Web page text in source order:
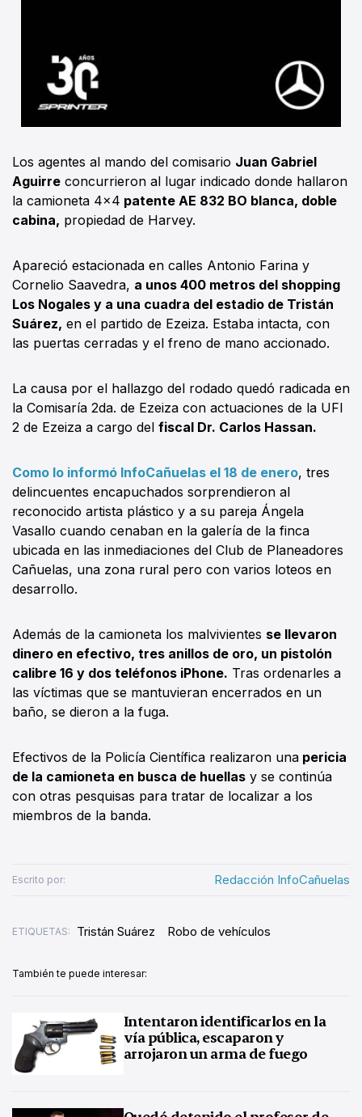
Los agentes al mando del comisario Juan Gabriel
Aguirre concurrieron al lugar indicado donde hallaron
la camioneta 4x4 patente AE 832 BO blanca, doble
cabina, propiedad de Harvey.
Apareció estacionada en calles Antonio Farina y
Cornelio Saavedra, a unos 400 metros del shopping
Los Nogales y a una cuadra del estadio de Tristán
Suárez, en el partido de Ezeiza. Estaba intacta, con
las puertas cerradas y el freno de mano accionado.
La causa por el hallazgo del rodado quedó radicada en
la Comisaría 2da. de Ezeiza con actuaciones de la UFI
2 de Ezeiza a cargo del fiscal Dr. Carlos Hassan.
Como lo informó InfoCañuelas el 18 de enero, tres
delincuentes encapuchados sorprendieron al
reconocido artista plástico y a su pareja Ángela
Vasallo cuando cenaban en la galería de la finca
ubicada en las inmediaciones del Club de Planeadores
Cañuelas, una zona rural pero con varios loteos en
desarrollo.
Además de la camioneta los malvivientes se llevaron
dinero en efectivo, tres anillos de oro, un pistolón
calibre 16 y dos teléfonos iPhone. Tras ordenarles a
las víctimas que se mantuvieran encerrados en un
baño, se dieron a la fuga.
Efectivos de la Policía Científica realizaron una pericia
de la camioneta en busca de huellas y se continúa
con otras pesquisas para tratar de localizar a los
miembros de la banda.
Escrito por: Redacción InfoCañuelas
ETIQUETAS: Tristán Suárez Robo de vehículos
También te puede interesar:
Intentaron identificarlos en la
vía pública, escaparon y
arrojaron un arma de fuego